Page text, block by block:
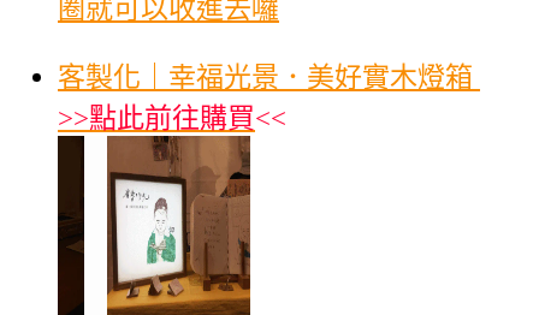
圈就可以收進去囉
客製化｜幸福光景．美好實木燈箱
>>點此前往購買<<